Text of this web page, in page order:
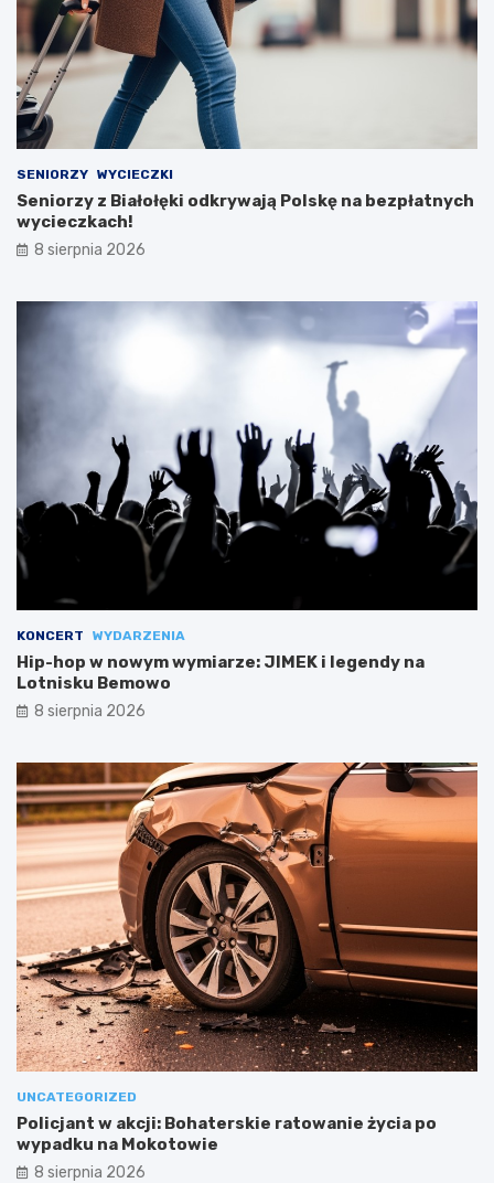
SENIORZY WYCIECZKI
Seniorzy z Białołęki odkrywają Polskę na bezpłatnych
wycieczkach!
8 sierpnia 2026
KONCERT WYDARZENIA
Hip-hop w nowym wymiarze: JIMEK i legendy na
Lotnisku Bemowo
8 sierpnia 2026
UNCATEGORIZED
Policjant w akcji: Bohaterskie ratowanie życia po
wypadku na Mokotowie
8 sierpnia 2026